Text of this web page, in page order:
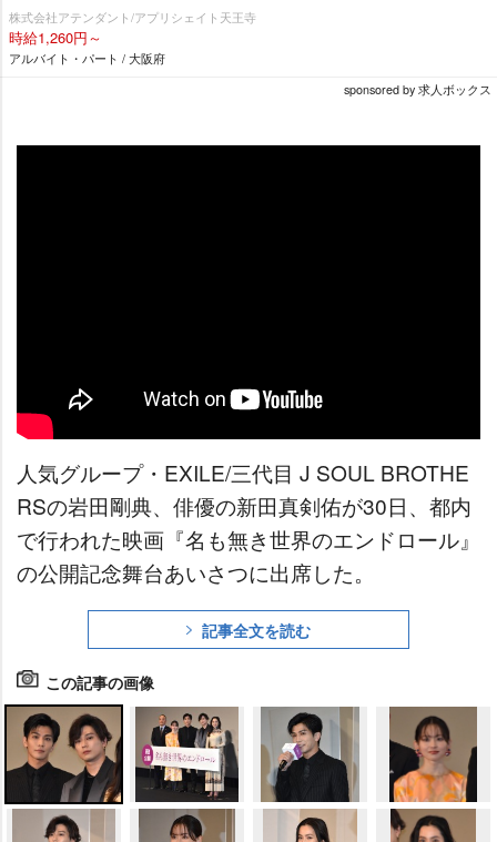
株式会社アテンダント/アプリシェイト天王寺
時給1,260円～
アルバイト・パート / 大阪府
sponsored by 求人ボックス
人気グループ・EXILE/三代目 J SOUL BROTHE
RSの岩田剛典、俳優の新田真剣佑が30日、都内
で行われた映画『名も無き世界のエンドロール』
の公開記念舞台あいさつに出席した。
記事全文を読む
この記事の画像